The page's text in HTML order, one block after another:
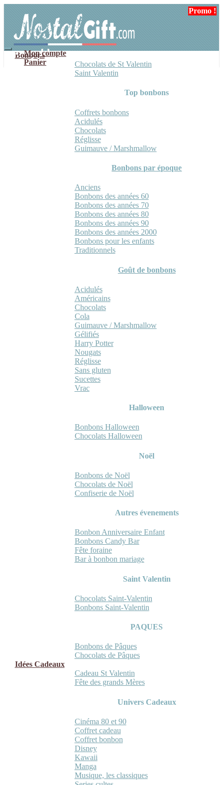
navigation
contenu
Mon compte
Panier
Bonbons
Chocolats de St Valentin
Saint Valentin
Top bonbons
Coffrets bonbons
Acidulés
Chocolats
Réglisse
Guimauve / Marshmallow
Bonbons par époque
Anciens
Bonbons des années 60
Bonbons des années 70
Bonbons des années 80
Bonbons des années 90
Bonbons des années 2000
Bonbons pour les enfants
Traditionnels
Goût de bonbons
Acidulés
Américains
Chocolats
Cola
Guimauve / Marshmallow
Gélifiés
Harry Potter
Nougats
Réglisse
Sans gluten
Sucettes
Vrac
Halloween
Bonbons Halloween
Chocolats Halloween
Noël
Bonbons de Noël
Chocolats de Noël
Confiserie de Noël
Autres évenements
Bonbon Anniversaire Enfant
Bonbons Candy Bar
Fête foraine
Bar à bonbon mariage
Saint Valentin
Chocolats Saint-Valentin
Bonbons Saint-Valentin
PAQUES
Bonbons de Pâques
Chocolats de Pâques
Idées Cadeaux
Cadeau St Valentin
Fête des grands Mères
Univers Cadeaux
Cinéma 80 et 90
Coffret cadeau
Coffret bonbon
Disney
Kawaii
Manga
Musique, les classiques
Promo !
Promo !